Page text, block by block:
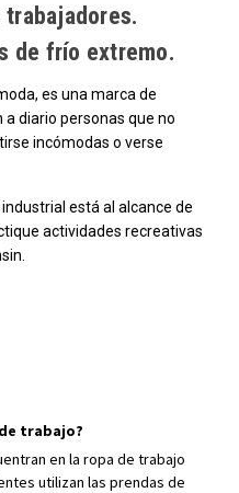
de frío extremo.
es una marca de
diario personas que no
incómodas o verse
está al alcance de
actividades recreativas
trabajo?
en la ropa de trabajo
utilizan las prendas de